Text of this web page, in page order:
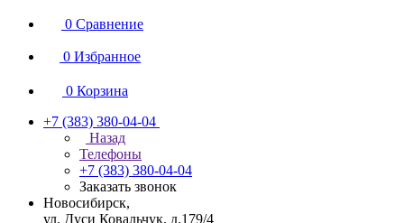
0 Сравнение
0 Избранное
0 Корзина
+7 (383) 380-04-04
Назад
Телефоны
+7 (383) 380-04-04
Заказать звонок
Новосибирск,
ул. Дуси Ковальчук, д.179/4